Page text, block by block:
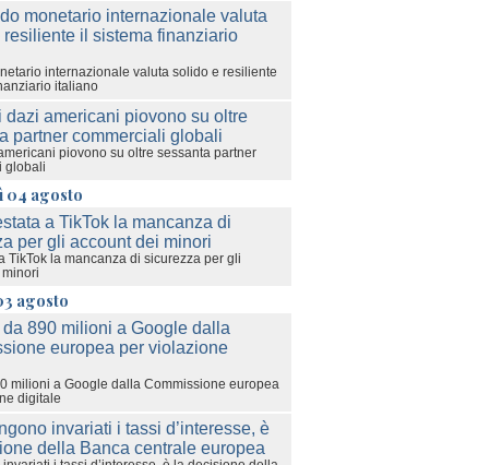
internazionale valuta solido e resiliente
italiano
piovono su oltre sessanta partner
globali
04 agosto
TikTok la mancanza di sicurezza per gli
agosto
milioni a Google dalla Commissione europea
digitale